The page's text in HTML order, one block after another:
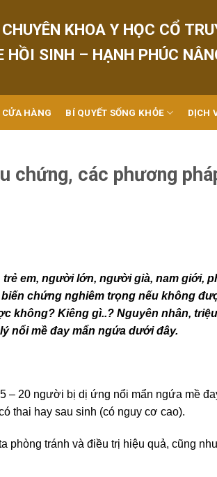
KHOA Y HỌC CỔ
HỒI SINH – HẠNH PHÚC
CỬA HÀNG BÍ QUYẾT SỐNG KHỎE DỊCH
chứng, các phương
em, người lớn, người già, nam giới,
chứng nghiêm trọng nếu không
không? Kiêng gì..? Nguyên nhân,
nổi mề đay mẩn ngứa dưới đây.
– 20 người bị dị ứng nổi mẩn ngứa mề
thai hay sau sinh (có nguy cơ cao).
phòng tránh và điều trị hiệu quả, cũng